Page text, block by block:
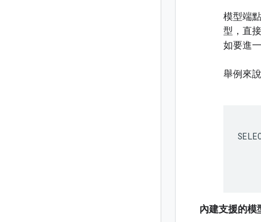
模型端
型，直
如要進
舉例來
內建支援的模